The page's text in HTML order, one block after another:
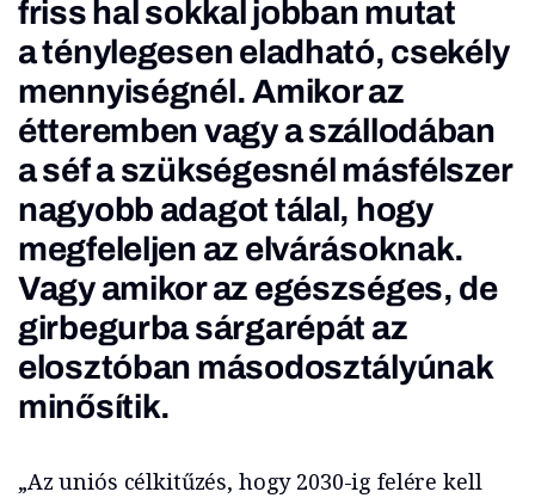
friss hal sokkal jobban mutat
a ténylegesen eladható, csekély
mennyiségnél. Amikor az
étteremben vagy a szállodában
a séf a szükségesnél másfélszer
nagyobb adagot tálal, hogy
megfeleljen az elvárásoknak.
Vagy amikor az egészséges, de
girbegurba sárgarépát az
elosztóban másodosztályúnak
minősítik.
„Az uniós célkitűzés, hogy 2030-ig felére kell